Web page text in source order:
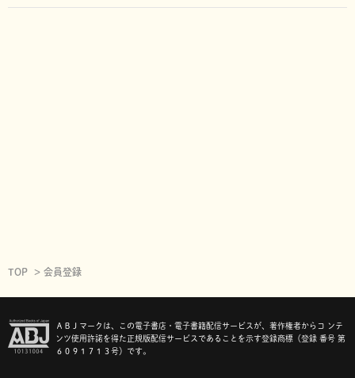
TOP 会員登録
ＡＢＪマークは、この電子書店・電子書籍配信サービスが、著作権者からコ ンテ
ンツ使用許諾を得た正規版配信サービスであることを示す登録商標（登録 番号 第
６０９１７１３号）です。